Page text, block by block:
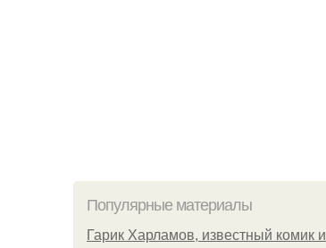
Популярные материалы
Гарик Харламов, известный комик и